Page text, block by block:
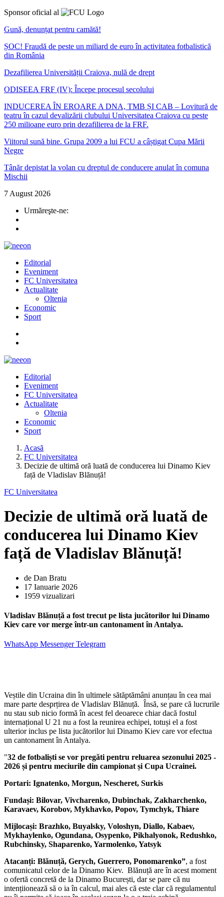
Sponsor oficial al
Gună, denunțat pentru camătă!
ȘOC! Fraudă de peste un miliard de euro în activitatea fotbalistică
din România
Dezafilierea Universității Craiova, nulă de drept
ODISEEA FRF (IV): Începe procesul secolului
INDUCEREA ÎN EROARE A DNA, TMB ȘI CAB – Lovitură de
teatru în cazul devalizării clubului Universitatea Craiova cu peste
250 milioane euro prin dezafilierea de la FRF.
Viitorul sună bine. Grupa 2009 a lui FCU a câștigat Cupa Mării
Negre
Tânăr depistat la volan cu dreptul de conducere anulat în comuna
Mischii
7 August 2026
Urmăreşte-ne:
Editorial
Eveniment
FC Universitatea
Actualitate
Oltenia
Economic
Sport
Editorial
Eveniment
FC Universitatea
Actualitate
Oltenia
Economic
Sport
Acasă
FC Universitatea
Decizie de ultimă oră luată de conducerea lui Dinamo Kiev
față de Vladislav Blănuță!
FC Universitatea
Decizie de ultimă oră luată de
conducerea lui Dinamo Kiev
față de Vladislav Blănuță!
de Dan Bratu
17 Ianuarie 2026
1959 vizualizari
Vladislav Blănuță a fost trecut pe lista jucătorilor lui Dinamo
Kiev care vor merge într-un cantonament în Antalya.
WhatsApp MessengerTelegram
Veștile din Ucraina din în ultimele sătăptămâni anunțau în cea mai
mare parte desprțirea de Vladislav Blănuță. Însă, se pare că lucrurile
nu stau sub nicio formă în acest fel deoarece chiar dacă fostul
internațional U 21 nu a fost la reunirea echipei, totuși el a fost
ulterior inclus pe lista jucătorilor lui Dinamo Kiev care vor efectua
un cantonament în Antalya.
"32 de fotbaliști se vor pregăti pentru reluarea sezonului 2025 -
2026 și pentru meciurile din campionat și Cupa Ucrainei.
Portari: Ignatenko, Morgun, Nescheret, Surkis
Fundași: Bilovar, Vivcharenko, Dubinchak, Zakharchenko,
Karavaev, Korobov, Mykhavko, Popov, Tymchyk, Thiare
Mijlocași: Brazhko, Buyalsky, Voloshyn, Diallo, Kabaev,
Mykhaylenko, Ogundana, Osypenko, Pikhalyonok, Redushko,
Rubchinsky, Shaparenko, Yarmolenko, Yatsyk
Atacanți: Blănuță, Gerych, Guerrero, Ponomarenko”, a fost
comunicatul celor de la Dinamo Kiev. Blănuță are în acest moment
o ofertă concretă de la Dinamo București, dar se pare că nu
intențiionează să o ia în calcul, mai ales că este clar că regulamentul